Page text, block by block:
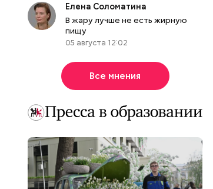
Елена Соломатина
В жару лучше не есть жирную
пищу
05 августа 12:02
Все мнения